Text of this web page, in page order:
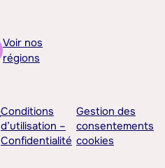
Voir nos
régions
Conditions
d’utilisation –
Confidentialité
Gestion des
consentements
cookies